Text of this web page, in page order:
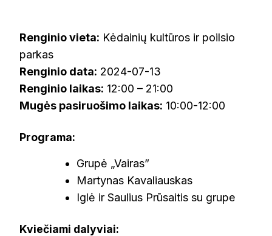
Renginio vieta: Kėdainių kultūros ir poilsio
parkas
Renginio data: 2024-07-13
Renginio laikas: 12:00 – 21:00
Mugės pasiruošimo laikas: 10:00-12:00
Programa:
Grupė „Vairas”
Martynas Kavaliauskas
Iglė ir Saulius Prūsaitis su grupe
Kviečiami dalyviai: